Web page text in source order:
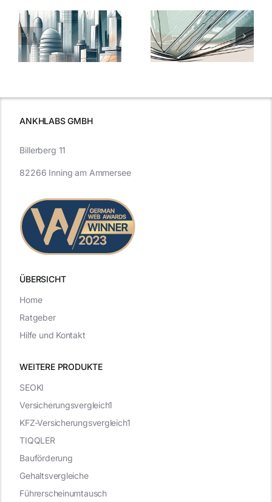
5 Gründe,
warum
Nanoversiegelung
auf Glas
7
Expertentipps
für maximale
ANKHLABS GMBH
ÜBERSICHT
WEITERE PRODUKTE
Billerberg 11
82266 Inning am Ammersee
SEOKI
Versicherungsvergleich1
KFZ-Versicherungsvergleich1
TIQQLER
Bauförderung
Gehaltsvergleiche
Führerscheinumtausch
Home
Ratgeber
Hilfe und Kontakt